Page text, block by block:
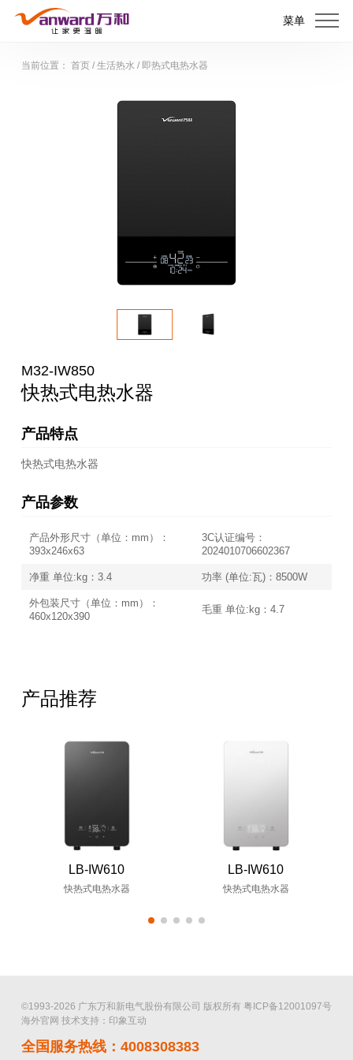
菜单
当前位置： 首页/ 生活热水 / 即热式电热水器
M32-IW850
快热式电热水器
产品特点
快热式电热水器
产品参数
产品外形尺寸（单位：mm）：
393x246x63
3C认证编号：
2024010706602367
净重 单位:kg：3.4 功率 (单位:瓦)：8500W
外包装尺寸（单位：mm）：
460x120x390
毛重 单位:kg：4.7
产品推荐
LB-IW610
快热式电热水器
LB-IW610
快热式电热水器
©1993-2026 广东万和新电气股份有限公司 版权所有 粤ICP备12001097号
海外官网 技术支持：印象互动
全国服务热线：4008308383